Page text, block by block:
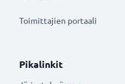
Toimittajien portaali
Pikalinkit